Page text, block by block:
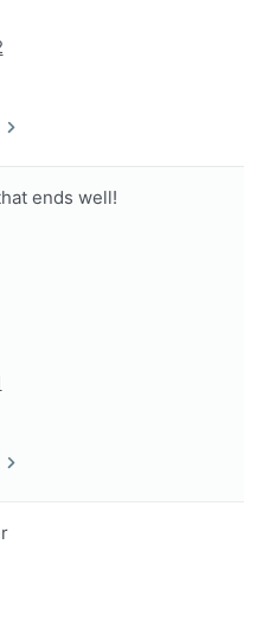
ends well!